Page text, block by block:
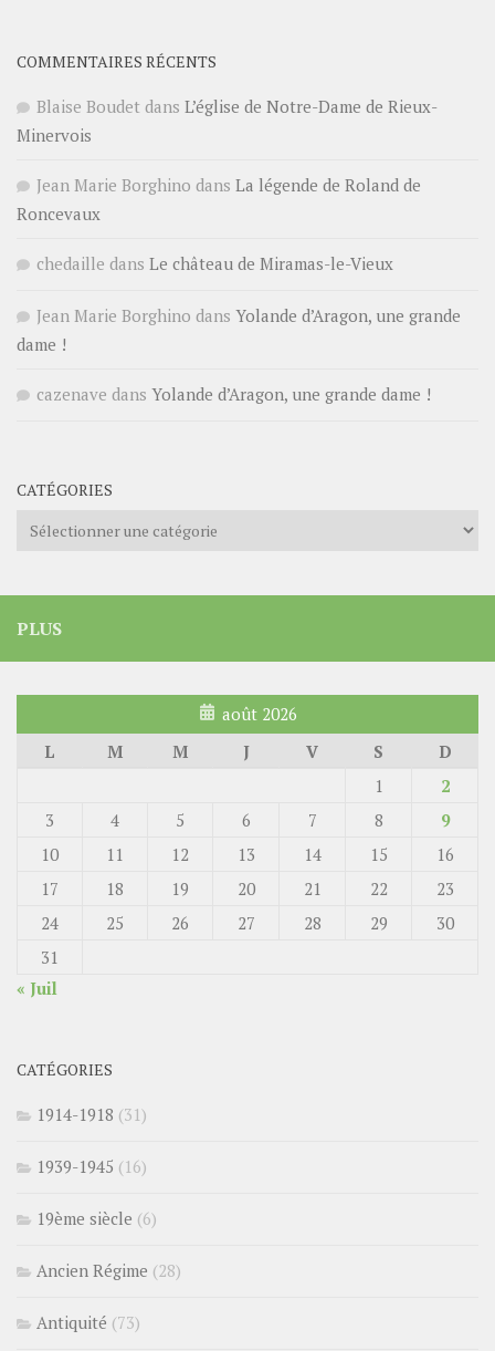
COMMENTAIRES RÉCENTS
Blaise Boudet dans L’église de Notre-Dame de Rieux-
Minervois
Jean Marie Borghino dans La légende de Roland de
Roncevaux
chedaille dans Le château de Miramas-le-Vieux
Jean Marie Borghino dans Yolande d’Aragon, une grande
dame !
cazenave dans Yolande d’Aragon, une grande dame !
CATÉGORIES
Catégories
PLUS
août 2026
L
M M J V S
D
1
2
3
4 5 6 7 8
9
10
11 12 13 14 15
16
17
18 19 20 21 22
23
24
25 26 27 28 29
30
31
« Juil
CATÉGORIES
1914-1918 (31)
1939-1945 (16)
19ème siècle (6)
Ancien Régime (28)
Antiquité (73)